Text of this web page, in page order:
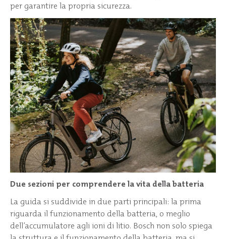
per garantire la propria sicurezza.
Due sezioni per comprendere la vita della batteria
La guida si suddivide in due parti principali: la prima
riguarda il funzionamento della batteria, o meglio
dell’accumulatore agli ioni di litio. Bosch non solo spiega